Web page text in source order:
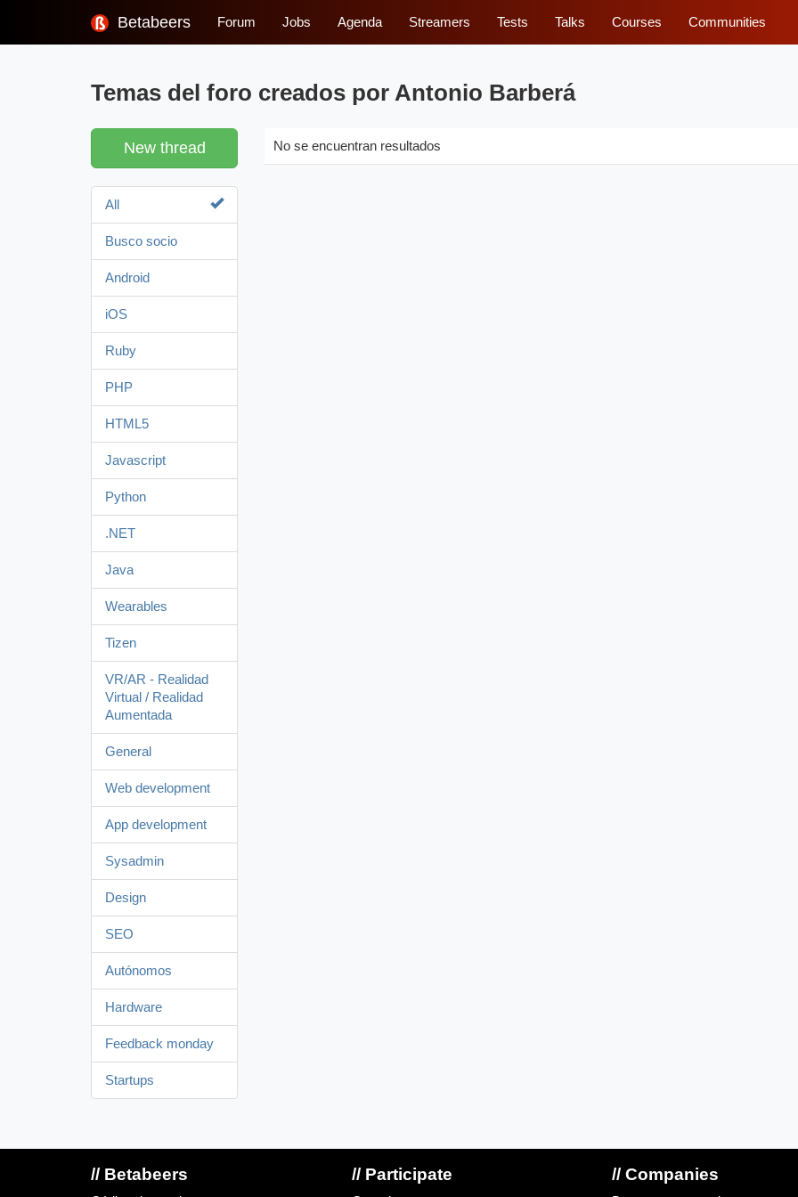
Betabeers Forum Jobs Agenda Streamers Tests Talks Courses Communities
Temas del foro creados por Antonio Barberá
New thread
All
Busco socio
Android
iOS
Ruby
PHP
HTML5
Javascript
Python
.NET
Java
Wearables
Tizen
VR/AR - Realidad
Virtual / Realidad
Aumentada
General
Web development
App development
Sysadmin
Design
SEO
Autónomos
Hardware
Feedback monday
Startups
No se encuentran resultados
// Betabeers // Participate // Companies